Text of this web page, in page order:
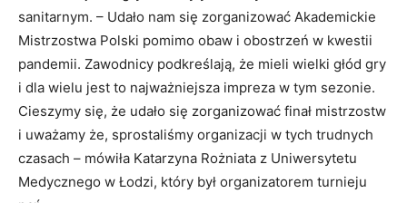
sanitarnym. – Udało nam się zorganizować Akademickie
Mistrzostwa Polski pomimo obaw i obostrzeń w kwestii
pandemii. Zawodnicy podkreślają, że mieli wielki głód gry
i dla wielu jest to najważniejsza impreza w tym sezonie.
Cieszymy się, że udało się zorganizować finał mistrzostw
i uważamy że, sprostaliśmy organizacji w tych trudnych
czasach – mówiła Katarzyna Rożniata z Uniwersytetu
Medycznego w Łodzi, który był organizatorem turnieju